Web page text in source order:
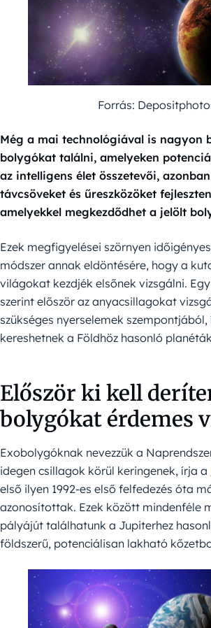
Forrás:
Még a mai technológiával is nagyon
bolygókat találni, amelyeken
az intelligens élet összetevői,
távcsöveket és űreszközöket
amelyekkel megkezdődhet a jelölt
Ezek megfigyelései szörnyen
módszer annak eldöntésére, hogy a
világokat kezdjék elsőnek vizsgálni.
szerint először az anyacsillagokat
szükséges nyerselemek
kereshetnek a Földhöz hasonló
Először ki kell
bolygókat érdemes
Exobolygóknak nevezzük a
idegen csillagok körül keringenek, írja a
első ilyen 1992-es első felfedezés óta
azonosítottak. Ezek között mindenféle
pályájút találhatunk a Jupiterhez
földszerű, potenciálisan lakható